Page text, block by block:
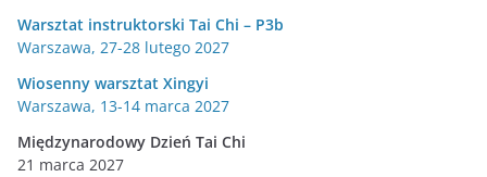
Warsztat instruktorski Tai Chi – P3b
Warszawa, 27-28 lutego 2027
Wiosenny warsztat Xingyi
Warszawa, 13-14 marca 2027
Międzynarodowy Dzień Tai Chi
21 marca 2027